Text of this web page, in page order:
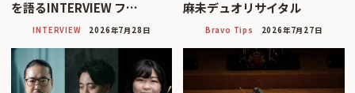
を語るINTERVIEW フ…
INTERVIEW 2026年7月28日
麻未デュオリサイタル
Bravo Tips 2026年7月27日